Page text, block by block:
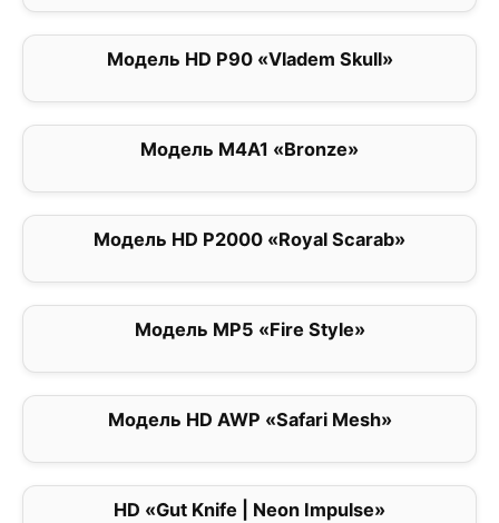
Модель HD P90 «Vladem Skull»
Модель M4A1 «Bronze»
Модель HD P2000 «Royal Scarab»
Модель MP5 «Fire Style»
Модель HD AWP «Safari Mesh»
HD «Gut Knife | Neon Impulse»